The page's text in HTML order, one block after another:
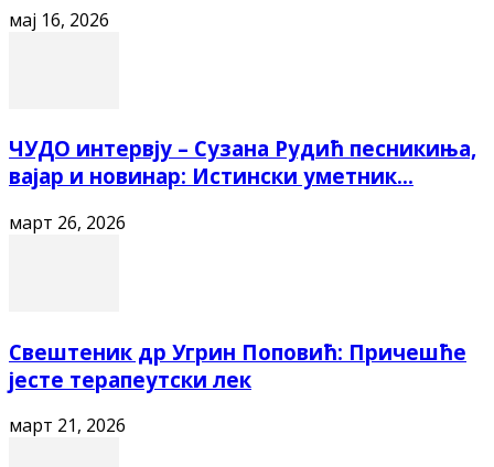
мај 16, 2026
ЧУДО интервју – Сузана Рудић песникиња,
вајар и новинар: Истински уметник...
март 26, 2026
Свештеник др Угрин Поповић: Причешће
јесте терапеутски лек
март 21, 2026